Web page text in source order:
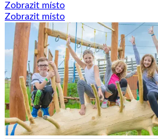
Zobrazit místo
Zobrazit místo